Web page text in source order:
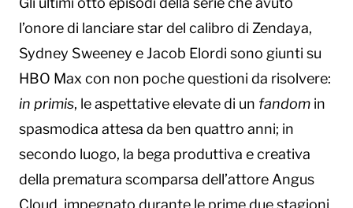
l’onore di lanciare star del calibro di Zendaya,
Sydney Sweeney e Jacob Elordi sono giunti su
HBO Max con non poche questioni da risolvere:
in primis, le aspettative elevate di un fandom in
spasmodica attesa da ben quattro anni; in
secondo luogo, la bega produttiva e creativa
della prematura scomparsa dell’attore Angus
Cloud, impegnato durante le prime due stagioni